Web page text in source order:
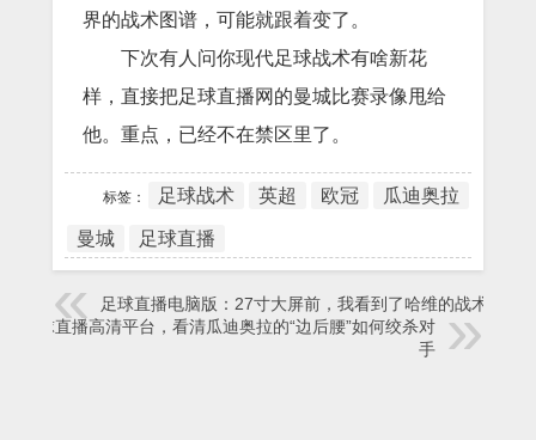
界的战术图谱，可能就跟着变了。
下次有人问你现代足球战术有啥新花
样，直接把足球直播网的曼城比赛录像甩给
他。重点，已经不在禁区里了。
标签： 足球战术 英超 欧冠 瓜迪奥拉
曼城 足球直播
足球直播电脑版：27寸大屏前，我看到了哈维的战术密码
在足球直播高清平台，看清瓜迪奥拉的“边后腰”如何绞杀对
手